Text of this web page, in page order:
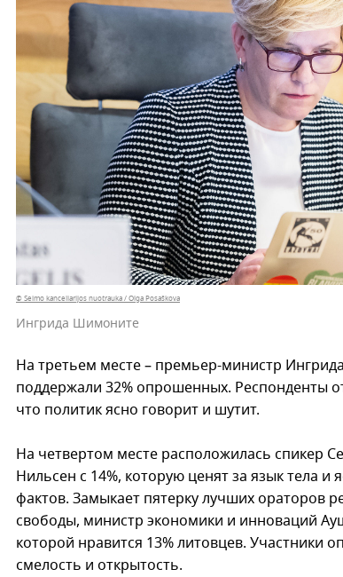
© Seimo kanceliarijos nuotrauka / Olga Posaškova
Ингрида Шимоните
На третьем месте – премьер-министр
поддержали 32% опрошенных. Респонденты
что политик ясно говорит и шутит.
На четвертом месте расположилась спикер
Нильсен с 14%, которую ценят за язык тела и
фактов. Замыкает пятерку лучших ораторов
свободы, министр экономики и инноваций
которой нравится 13% литовцев. Участники
смелость и открытость.